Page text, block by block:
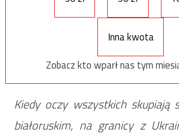
Inna kwota
Zobacz kto wparł nas tym
Kiedy oczy wszystkich skupiają
białoruskim, na granicy z